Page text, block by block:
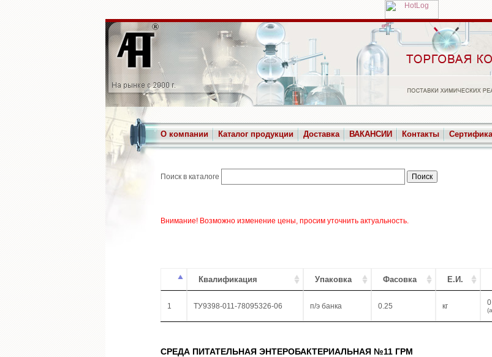
О компании Каталог продукции Доставка ВАКАНСИИ Контакты
Поиск в каталоге
Внимание! Возможно изменение цены, просим уточнить актуальность.
Квалификация Упаковка Фасовка Е.И.
1 ТУ9398-011-78095326-06 п/э банка 0.25 кг 0
СРЕДА ПИТАТЕЛЬНАЯ ЭНТЕРОБАКТЕРИАЛЬНАЯ №11 ГРМ